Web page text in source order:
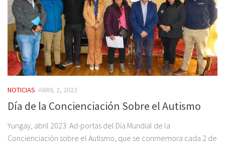
NOTICIAS ABRIL 2, 2023
Día de la Concienciación Sobre el Autismo
Yungay, abril 2023: Ad-portas del Día Mundial de la
Concienciación sobre el Autismo, que se conmemora cada 2 de